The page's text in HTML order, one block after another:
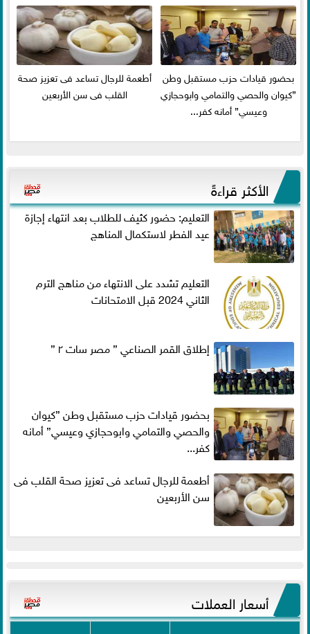
بحضور قيادات حزب مستقبل وطن
”كيوان والحصي والتمامي وابوحجازي
وعيسي” أمانه كفر...
أطعمة للرجال تساعد فى تعزيز صحة
القلب فى سن الأربعين
الأكثر قراءةً
التعليم: حضور كثيف للطلاب بعد انتهاء إجازة
عيد الفطر لاستكمال المناهج
التعليم تشدد على الانتهاء من مناهج الترم
الثاني 2024 قبل الامتحانات
إطلاق القمر الصناعي ” مصر سات ٢ ”
بحضور قيادات حزب مستقبل وطن ”كيوان
والحصي والتمامي وابوحجازي وعيسي” أمانه
كفر...
أطعمة للرجال تساعد فى تعزيز صحة القلب فى
سن الأربعين
أسعار العملات